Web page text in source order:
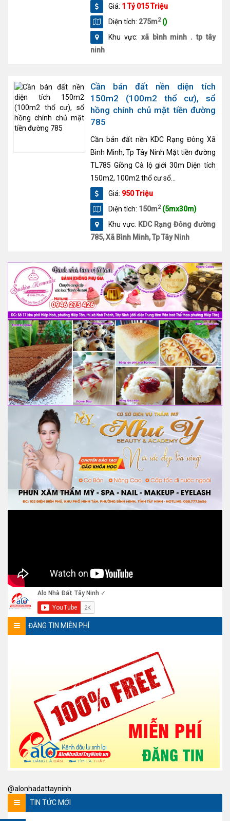
Giá: 1 Tỷ 015 Triệu
Diện tích: 275m2 ()
Khu vực: xã bình minh . tp tây
ninh
Cần bán đất nền diện tích
150m2 (100m2 thổ cư), sổ
hồng chính chủ mặt tiền đường
785
Cần bán đất nền KDC Rạng Đông Xã
Bình Minh, Tp Tây Ninh Mặt tiền đường
TL785 Giồng Cà lộ giới 30m Diện tích
150m2, 100m2 thổ cư sổ...
Giá: 950 Triệu
Diện tích: 150m2 (5mx30m)
Khu vực: KDC Rạng Đông đường
785, Xã Bình Minh, Tp Tây Ninh
ĐĂNG TIN MIỄN PHÍ
@alonhadattayninh
TIN TỨC MỚI